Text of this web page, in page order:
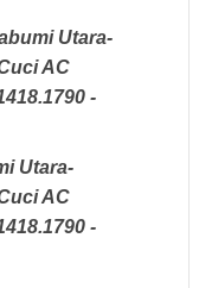
Utara-
AC
-
Utara-
AC
-